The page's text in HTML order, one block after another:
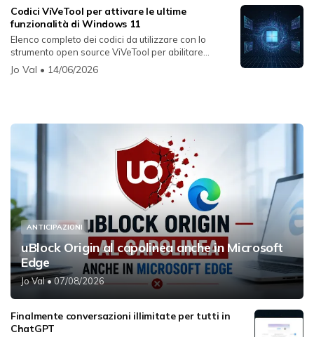
Codici ViVeTool per attivare le ultime
funzionalità di Windows 11
Elenco completo dei codici da utilizzare con lo
strumento open source ViVeTool per abilitare
funzion...
Jo Val • 14/06/2026
ANTICIPAZIONI
uBlock Origin al capolinea anche in Microsoft
Edge
Jo Val• 07/08/2026
Finalmente conversazioni illimitate per tutti in
ChatGPT